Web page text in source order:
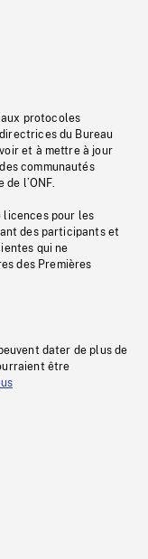
aux protocoles
du Bureau
et à mettre à jour
communautés
l’ONF.
licences pour les
des participants et
qui ne
des Premières
dater de plus de
être